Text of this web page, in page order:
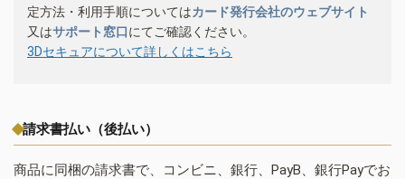
定方法・利用手順についてはカード発行会社のウェブサイト
又はサポート窓口にてご確認ください。
3Dセキュアについて詳しくはこちら
請求書払い（後払い）
商品に同梱の請求書で、コンビニ、銀行、PayB、銀行Payでお